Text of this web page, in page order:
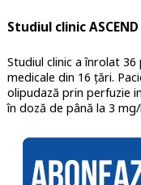
Studiul clinic ASCEND
Studiul clinic a înrolat
medicale din 16 țări.
olipudază prin perfuzie
în doză de până la 3